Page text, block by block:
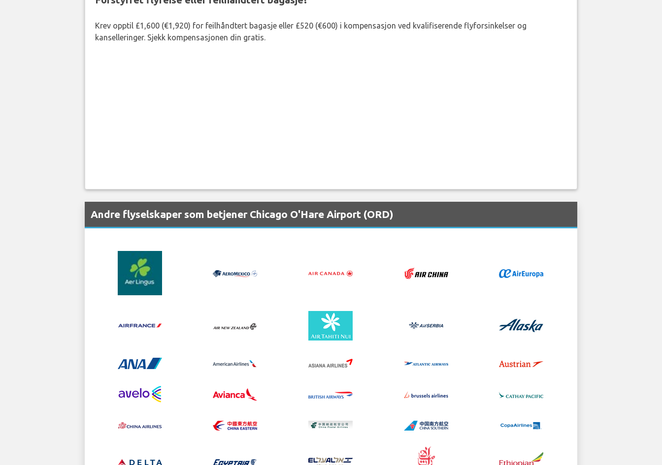
Krev opptil £1,600 (€1,920) for feilhåndtert bagasje eller £520 (€600) i kompensasjon ved kvalifiserende flyforsinkelser og
kanselleringer. Sjekk kompensasjonen din gratis.
Andre flyselskaper som betjener Chicago O'Hare Airport (ORD)